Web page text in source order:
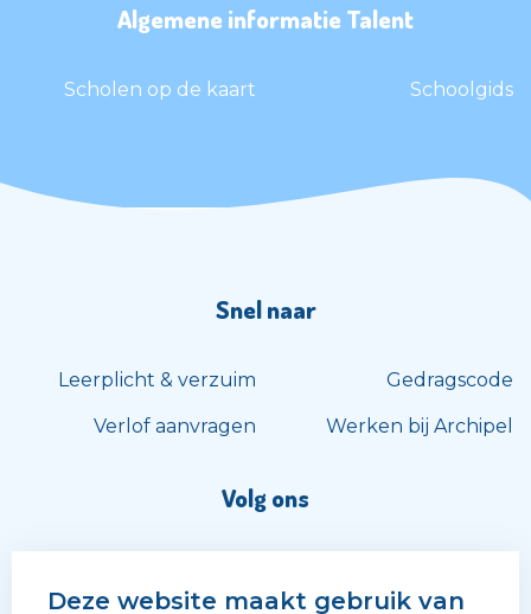
Algemene informatie Talent
Scholen op de kaart Schoolgids
Snel naar
Leerplicht & verzuim
Verlof aanvragen
Gedragscode
Werken bij Archipel
Volg ons
Deze website maakt gebruik van